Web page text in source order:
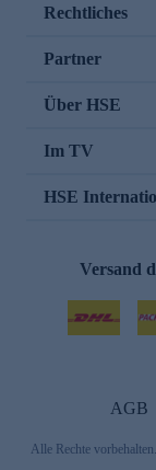
Rechtliches
Partner
Über HSE
Im TV
HSE
Versand
AGB
Alle Rechte